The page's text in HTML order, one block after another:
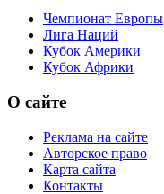
Чемпионат Европы
Лига Наций
Кубок Америки
Кубок Африки
О сайте
Реклама на сайте
Авторское право
Карта сайта
Контакты